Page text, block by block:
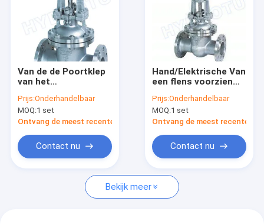
Ongeveer ons
Fabrieksreis
Kwaliteitscontrole
Nieuws
Gevallen
Pelton Hydro Turbine
Van de de Poortklep
van het
de Hand/Elektrische
van een flens
voorzien Klep van
Prijs:Onderhandelbaar
MOQ:1 set
Ontvang de meest recente Prijs
Contact nu
Hand/Elektrische Van
een flens voorzien
6.4Mpa voor
Waterkrachtmateriaal
Prijs:Onderhandelbaar
MOQ:1 set
Ontvang de meest recente
Contact nu
Bekijk meer